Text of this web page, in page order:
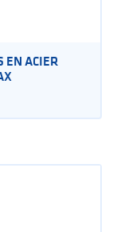
EN ACIER